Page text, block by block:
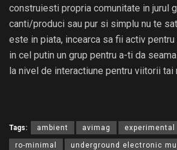
construiesti propria comunitate in jurul
canti/produci sau pur si simplu nu te
este in piata, incearca sa fii activ
in cel putin un grup pentru a-ti da
la nivel de interactiune pentru viitorii tai
Tags: ambient avimag experimental
ro-minimal underground electronic